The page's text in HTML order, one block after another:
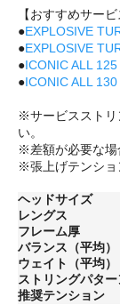
【おすすめサー
●EXPLOSIVE
●EXPLOSIVE
●ICONIC ALL 125
●ICONIC ALL 130
※サービスストリ
い。
※差額が必要な場
※張上げテンショ
ヘッドサイズ
レングス
フレーム厚
バランス（平均）
ウェイト（平均）
ストリングパター
推奨テンション